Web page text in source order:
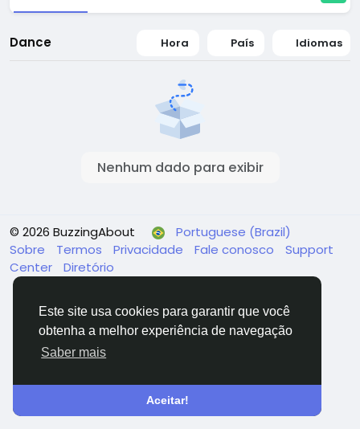
Este site usa cookies para garantir que você
obtenha a melhor experiência de navegação
Saber mais
Aceitar!
Dance Hora País Idiomas
Nenhum dado para exibir
© 2026 BuzzingAbout
Portuguese (Brazil)
Sobre
Termos Privacidade Fale conosco
Support
Center
Diretório